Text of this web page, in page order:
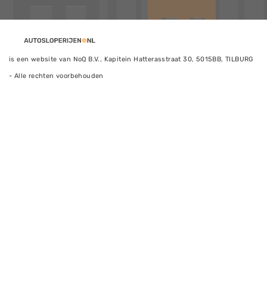
is een website van NoQ B.V., Kapitein Hatterasstraat 30, 5015BB, TILBURG
- Alle rechten voorbehouden